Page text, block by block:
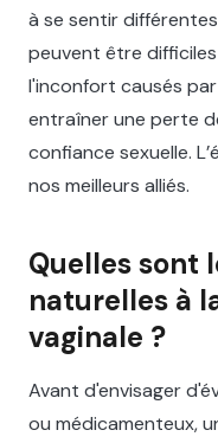
à se sentir
peuvent être
l'inconfort causés
entraîner une perte
confiance sexuelle.
nos meilleurs alliés.
Quelles sont
naturelles à
vaginale ?
Avant d'envisager
ou médicamenteux,